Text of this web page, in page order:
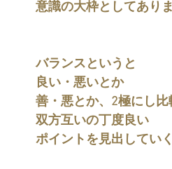
意識の大枠としてありま
バランスというと
良い・悪いとか
善・悪とか、2極にし
双方互いの丁度良い
ポイントを見出してい